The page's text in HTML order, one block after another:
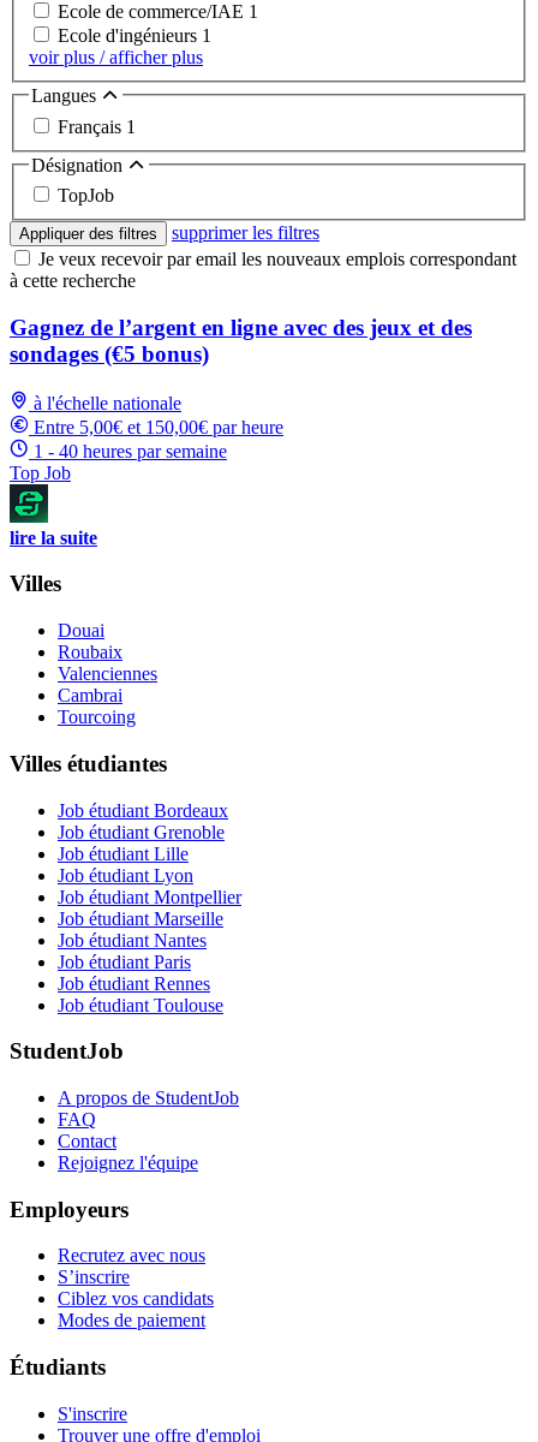
Ecole de commerce/IAE 1
Ecole d'ingénieurs 1
voir plus / afficher plus
Langues
Français 1
Désignation
TopJob
Appliquer des filtres
supprimer les filtres
Je veux recevoir par email les nouveaux emplois correspondant
à cette recherche
Gagnez de l’argent en ligne avec des jeux et des
sondages (€5 bonus)
à l'échelle nationale
Entre 5,00€ et 150,00€ par heure
1 - 40 heures par semaine
Top Job
lire la suite
Villes
Douai
Roubaix
Valenciennes
Cambrai
Tourcoing
Villes étudiantes
Job étudiant Bordeaux
Job étudiant Grenoble
Job étudiant Lille
Job étudiant Lyon
Job étudiant Montpellier
Job étudiant Marseille
Job étudiant Nantes
Job étudiant Paris
Job étudiant Rennes
Job étudiant Toulouse
StudentJob
A propos de StudentJob
FAQ
Contact
Rejoignez l'équipe
Employeurs
Recrutez avec nous
S’inscrire
Ciblez vos candidats
Modes de paiement
Étudiants
S'inscrire
Trouver une offre d'emploi